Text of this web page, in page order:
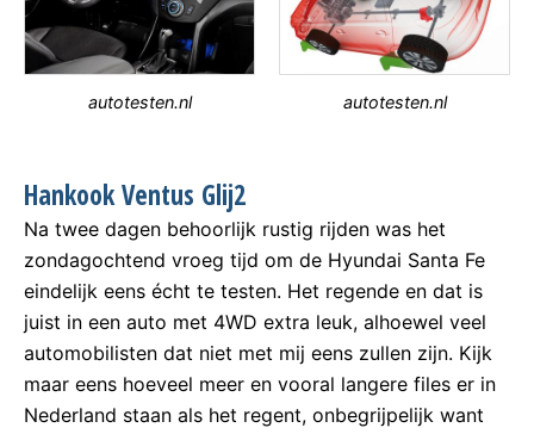
autotesten.nl autotesten.nl
Hankook Ventus Glij2
Na twee dagen behoorlijk rustig rijden was het
zondagochtend vroeg tijd om de Hyundai Santa Fe
eindelijk eens écht te testen. Het regende en dat is
juist in een auto met 4WD extra leuk, alhoewel veel
automobilisten dat niet met mij eens zullen zijn. Kijk
maar eens hoeveel meer en vooral langere files er in
Nederland staan als het regent, onbegrijpelijk want